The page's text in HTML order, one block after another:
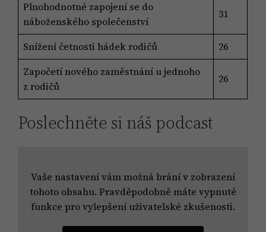
Plnohodnotné zapojení se do
náboženského společenství
31
Snížení četnosti hádek rodičů
26
Započetí nového zaměstnání u jednoho
z rodičů
26
Poslechněte si náš podcast
Vaše nastavení vám možná brání v zobrazení
tohoto obsahu. Pravděpodobně máte vypnuté
funkce pro vylepšení uživatelské zkušenosti.